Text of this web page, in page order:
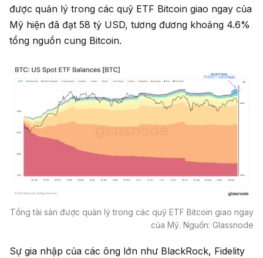
được quản lý trong các quỹ ETF Bitcoin giao ngay của
Mỹ hiện đã đạt 58 tỷ USD, tương đương khoảng 4.6%
tổng nguồn cung Bitcoin.
Tổng tài sản được quản lý trong các quỹ ETF Bitcoin giao ngay
của Mỹ. Nguồn: Glassnode
Sự gia nhập của các ông lớn như BlackRock, Fidelity